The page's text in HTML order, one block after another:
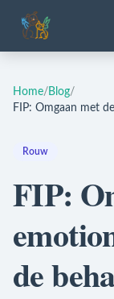
Home/ Blog/
FIP: Omgaan met
Rouw
FIP:
de